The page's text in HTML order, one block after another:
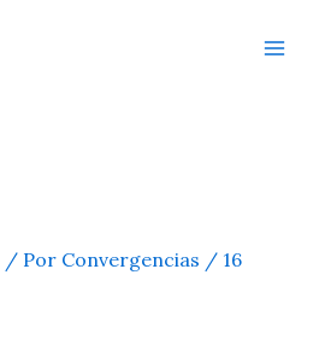
/ Por Convergencias / 16